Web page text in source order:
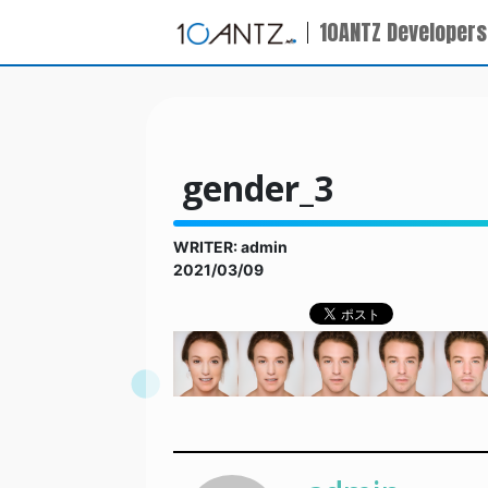
10ANTZ
gender_3
WRITER: admin
2021/03/09